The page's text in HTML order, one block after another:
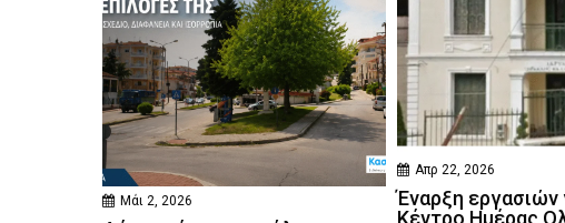
Μάι 2, 2026
Απρ 22, 2026
Έναρξη εργασιών